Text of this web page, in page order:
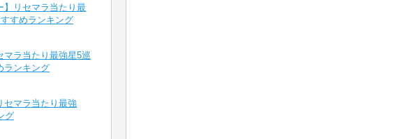
】リセマラ当たり最
すめランキング
マラ当たり最強星5巡
ランキング
セマラ当たり最強
グ